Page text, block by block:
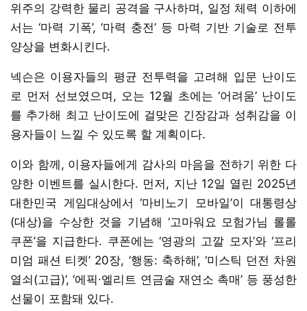
위주의 강력한 물리 공격을 구사하며, 일정 체력 이하에
서는 ‘마력 기폭’, ‘마력 충전’ 등 마력 기반 기술로 전투
양상을 변화시킨다.
넥슨은 이용자들의 평균 전투력을 고려해 입문 난이도
로 먼저 선보였으며, 오는 12월 초에는 ‘어려움’ 난이도
를 추가해 최고 난이도에 걸맞은 긴장감과 성취감을 이
용자들이 느낄 수 있도록 할 계획이다.
이와 함께, 이용자들에게 감사의 마음을 전하기 위한 다
양한 이벤트를 실시한다. 먼저, 지난 12일 열린 2025년
대한민국 게임대상에서 ‘마비노기 모바일’이 대통령상
(대상)을 수상한 것을 기념해 ‘고마워요 모험가님 롤롤
쿠폰’을 지급한다. 쿠폰에는 ‘영광의 고깔 모자’와 ‘프리
미엄 패션 티켓’ 20장, ‘행동: 축하해’, ‘미스틱 던전 차원
열쇠(고급)’, ‘에픽∙엘리트 연금술 재연소 촉매’ 등 풍성한
선물이 포함돼 있다.